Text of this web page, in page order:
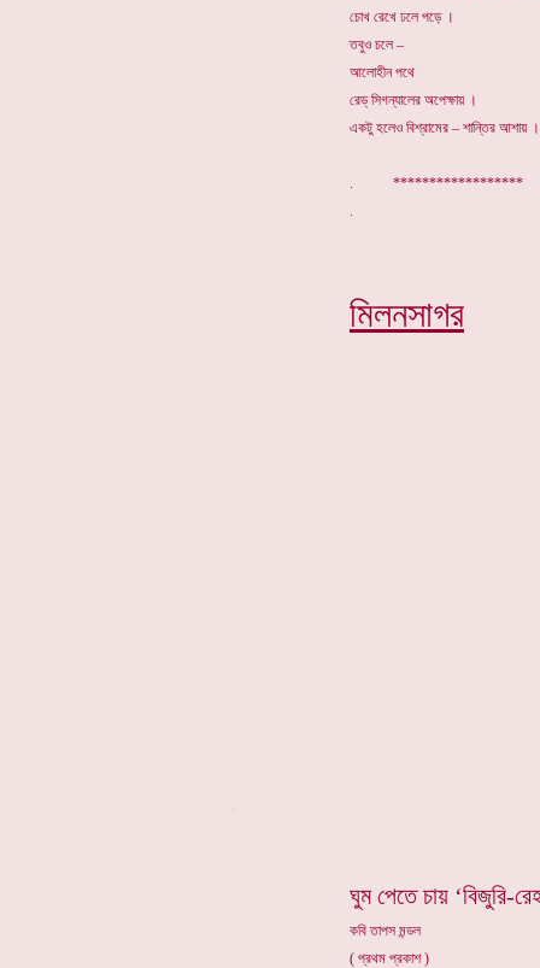
চোখ রেখে ঢলে পড়ে ।
তবুও চলে –
আলোহীন পথে
রেড্ সিগন্যালের অপেক্ষায় ।
একটু হলেও বিশ্রামের – শান্তির আশায় ।
. ******************
মিলনসাগর
ঘুম পেতে চায় ‘বিজুরি-
কবি তাপস মন্ডল
( প্রথম প্রকাশ )